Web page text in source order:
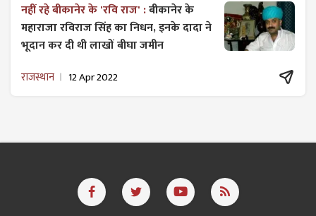
नहीं रहे बीकानेर के 'रवि राज' :बीकानेर के
महाराजा रविराज सिंह का निधन, इनके दादा ने
भूदान कर दी थी लाखों बीघा जमीन
राजस्थान 12 Apr 2022